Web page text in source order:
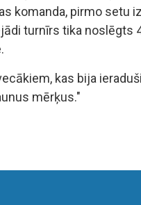
komanda, pirmo
turnīrs tika noslēgts
kas bija
mērķus."